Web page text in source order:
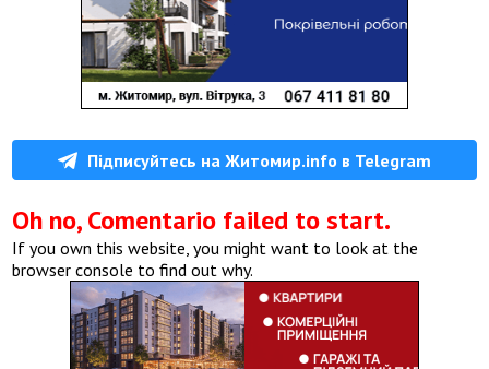
Підписуйтесь на Житомир.info в Telegram
Oh no, Comentario failed to start.
If you own this website, you might want to look at the
browser console to find out why.